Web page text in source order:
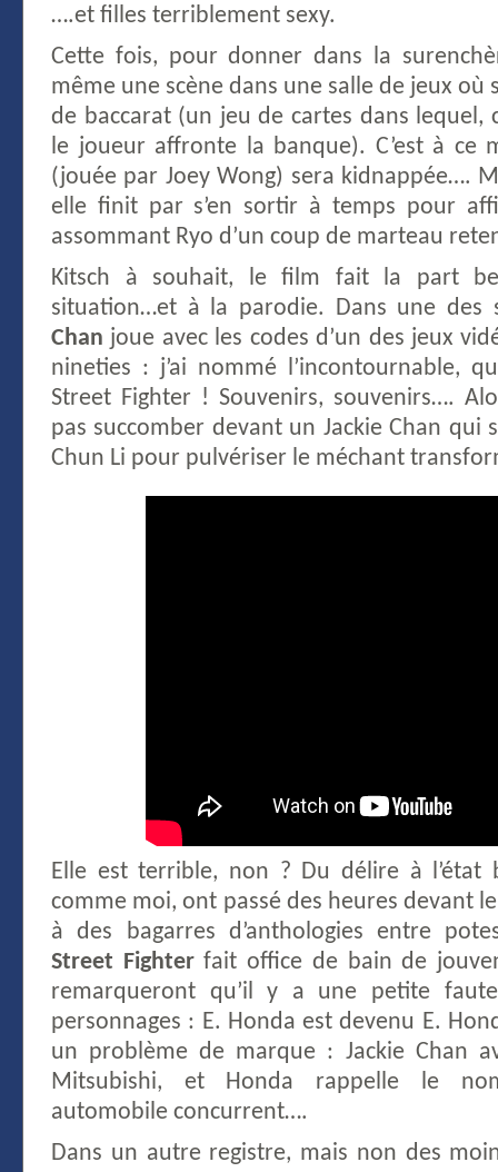
….et filles terriblement sexy.
Cette fois, pour donner dans la
même une scène dans une salle de jeux où
de baccarat (un jeu de cartes dans lequel,
le joueur affronte la banque). C’est à ce
(jouée par Joey Wong) sera kidnappée….
elle finit par s’en sortir à temps pour
assommant Ryo d’un coup de marteau
Kitsch à souhait, le film fait la part
situation…et à la parodie. Dans une des
Chan joue avec les codes d’un des jeux
nineties : j’ai nommé l’incontournable,
Street Fighter ! Souvenirs, souvenirs….
pas succomber devant un Jackie Chan qui
Chun Li pour pulvériser le méchant
Elle est terrible, non ? Du délire à l’état
comme moi, ont passé des heures devant
à des bagarres d’anthologies entre
Street Fighterfait office de bain de
remarqueront qu’il y a une petite
personnages : E. Honda est devenu E.
un problème de marque : Jackie Chan
Mitsubishi, et Honda rappelle le
automobile concurrent….
Dans un autre registre, mais non des